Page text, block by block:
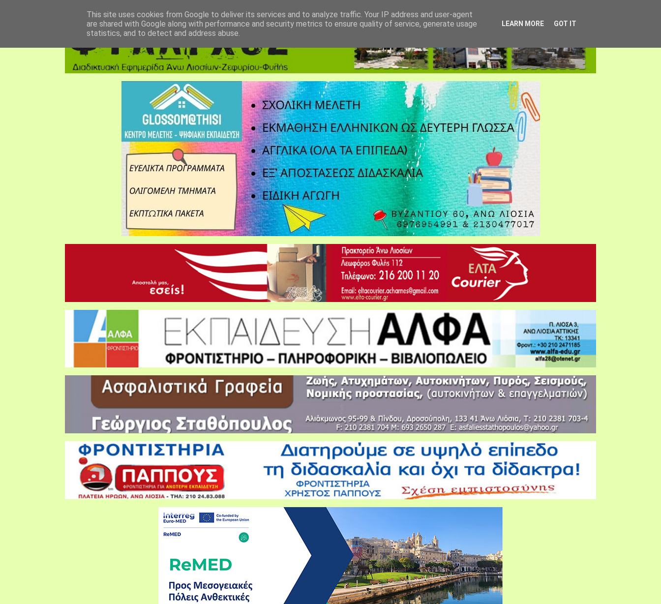
This site uses cookies from Google to deliver its services and to analyze traffic. Your IP address and user-agent
are shared with Google along with performance and security metrics to ensure quality of service, generate usage
statistics, and to detect and address abuse.
LEARN MORE GOT IT